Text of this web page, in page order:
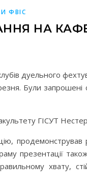
ФВІС
НА
дуельного
Були запрошені
ГІСУТ
продемонстрував
презентації
хвату,